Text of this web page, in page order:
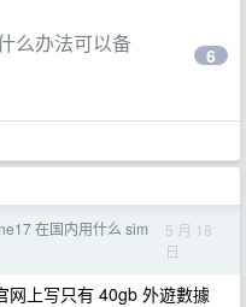
么办法可以备
6
在国内用什么 sim
5 月 18
日
网上写只有 40gb 外遊數據